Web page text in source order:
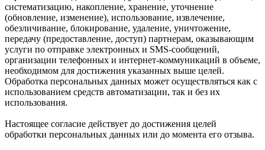
систематизацию, накопление, хранение, уточнение
(обновление, изменение), использование, извлечение,
обезличивание, блокирование, удаление, уничтожение,
передачу (предоставление, доступ) партнерам, оказывающим
услуги по отправке электронных и SMS‑сообщений,
организации телефонных и интернет‑коммуникаций в объеме,
необходимом для достижения указанных выше целей.
Обработка персональных данных может осуществляться как с
использованием средств автоматизации, так и без их
использования.
Настоящее согласие действует до достижения целей
обработки персональных данных или до момента его отзыва.